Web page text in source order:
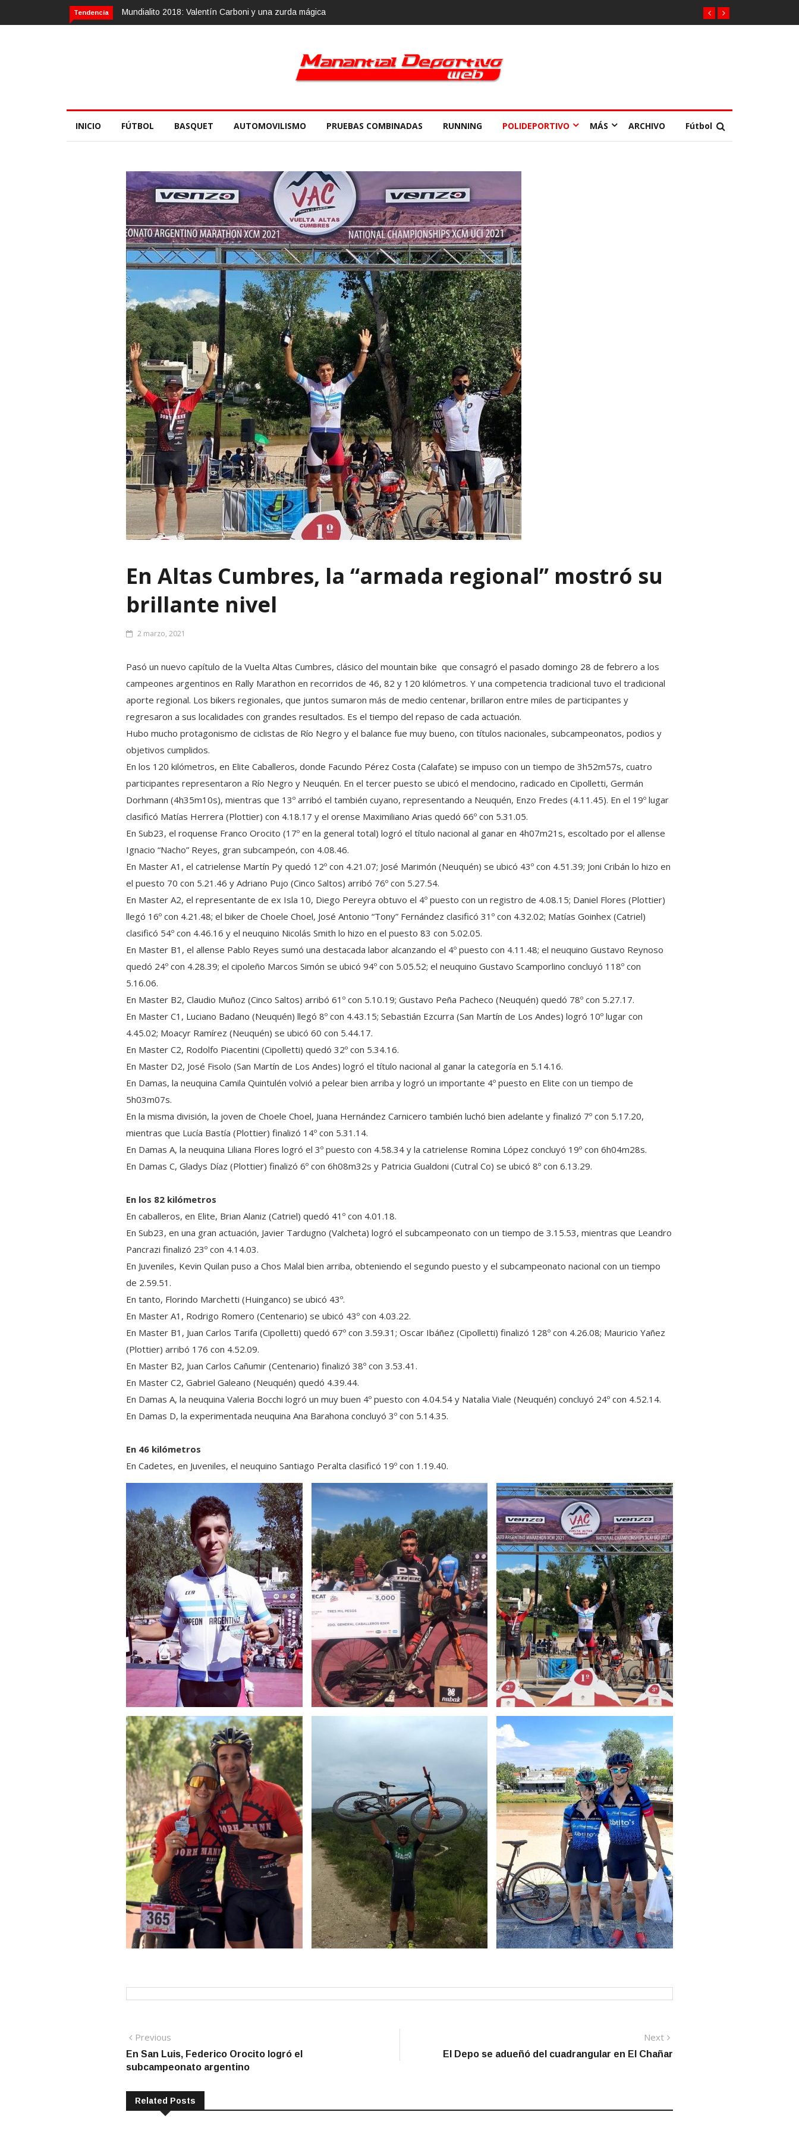
Tendencia Calvario Race 2018, 10 de noviembre
INICIO FÚTBOL BASQUET AUTOMOVILISMO PRUEBAS COMBINADAS RUNNING POLIDEPORTIVO MÁS ARCHIVO Fútbol
En Altas Cumbres, la “armada regional” mostró su
brillante nivel
2 marzo, 2021
Pasó un nuevo capítulo de la Vuelta Altas Cumbres, clásico del mountain bike que consagró el pasado domingo 28 de febrero a los
campeones argentinos en Rally Marathon en recorridos de 46, 82 y 120 kilómetros. Y una competencia tradicional tuvo el tradicional
aporte regional. Los bikers regionales, que juntos sumaron más de medio centenar, brillaron entre miles de participantes y
regresaron a sus localidades con grandes resultados. Es el tiempo del repaso de cada actuación.
Hubo mucho protagonismo de ciclistas de Río Negro y el balance fue muy bueno, con títulos nacionales, subcampeonatos, podios y
objetivos cumplidos.
En los 120 kilómetros, en Elite Caballeros, donde Facundo Pérez Costa (Calafate) se impuso con un tiempo de 3h52m57s, cuatro
participantes representaron a Río Negro y Neuquén. En el tercer puesto se ubicó el mendocino, radicado en Cipolletti, Germán
Dorhmann (4h35m10s), mientras que 13º arribó el también cuyano, representando a Neuquén, Enzo Fredes (4.11.45). En el 19º lugar
clasificó Matías Herrera (Plottier) con 4.18.17 y el orense Maximiliano Arias quedó 66º con 5.31.05.
En Sub23, el roquense Franco Orocito (17º en la general total) logró el título nacional al ganar en 4h07m21s, escoltado por el allense
Ignacio “Nacho” Reyes, gran subcampeón, con 4.08.46.
En Master A1, el catrielense Martín Py quedó 12º con 4.21.07; José Marimón (Neuquén) se ubicó 43º con 4.51.39; Joni Cribán lo hizo en
el puesto 70 con 5.21.46 y Adriano Pujo (Cinco Saltos) arribó 76º con 5.27.54.
En Master A2, el representante de ex Isla 10, Diego Pereyra obtuvo el 4º puesto con un registro de 4.08.15; Daniel Flores (Plottier)
llegó 16º con 4.21.48; el biker de Choele Choel, José Antonio “Tony” Fernández clasificó 31º con 4.32.02; Matías Goinhex (Catriel)
clasificó 54º con 4.46.16 y el neuquino Nicolás Smith lo hizo en el puesto 83 con 5.02.05.
En Master B1, el allense Pablo Reyes sumó una destacada labor alcanzando el 4º puesto con 4.11.48; el neuquino Gustavo Reynoso
quedó 24º con 4.28.39; el cipoleño Marcos Simón se ubicó 94º con 5.05.52; el neuquino Gustavo Scamporlino concluyó 118º con
5.16.06.
En Master B2, Claudio Muñoz (Cinco Saltos) arribó 61º con 5.10.19; Gustavo Peña Pacheco (Neuquén) quedó 78º con 5.27.17.
En Master C1, Luciano Badano (Neuquén) llegó 8º con 4.43.15; Sebastián Ezcurra (San Martín de Los Andes) logró 10º lugar con
4.45.02; Moacyr Ramírez (Neuquén) se ubicó 60 con 5.44.17.
En Master C2, Rodolfo Piacentini (Cipolletti) quedó 32º con 5.34.16.
En Master D2, José Fisolo (San Martín de Los Andes) logró el título nacional al ganar la categoría en 5.14.16.
En Damas, la neuquina Camila Quintulén volvió a pelear bien arriba y logró un importante 4º puesto en Elite con un tiempo de
5h03m07s.
En la misma división, la joven de Choele Choel, Juana Hernández Carnicero también luchó bien adelante y finalizó 7º con 5.17.20,
mientras que Lucía Bastía (Plottier) finalizó 14º con 5.31.14.
En Damas A, la neuquina Liliana Flores logró el 3º puesto con 4.58.34 y la catrielense Romina López concluyó 19º con 6h04m28s.
En Damas C, Gladys Díaz (Plottier) finalizó 6º con 6h08m32s y Patricia Gualdoni (Cutral Co) se ubicó 8º con 6.13.29.
En los 82 kilómetros
En caballeros, en Elite, Brian Alaniz (Catriel) quedó 41º con 4.01.18.
En Sub23, en una gran actuación, Javier Tardugno (Valcheta) logró el subcampeonato con un tiempo de 3.15.53, mientras que Leandro
Pancrazi finalizó 23º con 4.14.03.
En Juveniles, Kevin Quilan puso a Chos Malal bien arriba, obteniendo el segundo puesto y el subcampeonato nacional con un tiempo
de 2.59.51.
En tanto, Florindo Marchetti (Huinganco) se ubicó 43º.
En Master A1, Rodrigo Romero (Centenario) se ubicó 43º con 4.03.22.
En Master B1, Juan Carlos Tarifa (Cipolletti) quedó 67º con 3.59.31; Oscar Ibáñez (Cipolletti) finalizó 128º con 4.26.08; Mauricio Yañez
(Plottier) arribó 176 con 4.52.09.
En Master B2, Juan Carlos Cañumir (Centenario) finalizó 38º con 3.53.41.
En Master C2, Gabriel Galeano (Neuquén) quedó 4.39.44.
En Damas A, la neuquina Valeria Bocchi logró un muy buen 4º puesto con 4.04.54 y Natalia Viale (Neuquén) concluyó 24º con 4.52.14.
En Damas D, la experimentada neuquina Ana Barahona concluyó 3º con 5.14.35.
En 46 kilómetros
En Cadetes, en Juveniles, el neuquino Santiago Peralta clasificó 19º con 1.19.40.
Navegación
de
Previous
post:
En San Luis, Federico Orocito logró el
subcampeonato argentino
Next
El Depo se adueñó del cuadrangular en El Chañar
Related Posts